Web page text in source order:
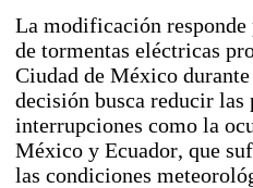
La modificación
de tormentas eléctricas
Ciudad de México
decisión busca reducir las
interrupciones como la
México y Ecuador, que
las condiciones